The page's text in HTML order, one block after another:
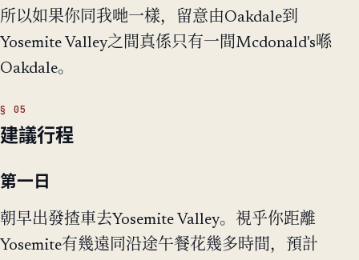
所以如果你同我哋一樣，留意由Oakdale到
Yosemite Valley之間真係只有一間Mcdonald's喺
Oakdale。
建議行程
第一日
朝早出發揸車去Yosemite Valley。視乎你距離
Yosemite有幾遠同沿途午餐花幾多時間，預計